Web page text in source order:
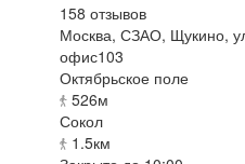
158 отзывов
Москва, СЗАО, Щукино,
офис103
Октябрьское поле
526м
Сокол
1.5км